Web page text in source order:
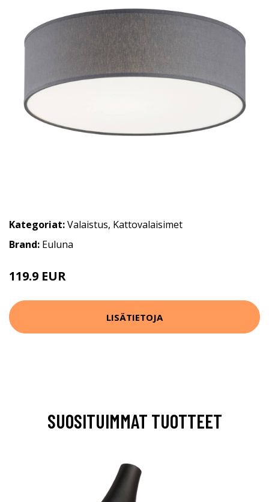
Kategoriat:Valaistus, Kattovalaisimet
Brand: Euluna
119.9 EUR
LISÄTIETOJA
SUOSITUIMMAT TUOTTEET